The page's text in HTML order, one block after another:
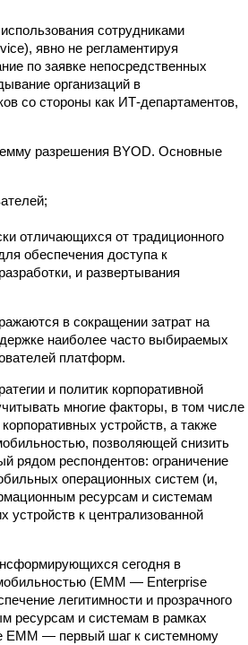
сотрудниками
явно не регламентируя
по заявке непосредственных
организаций в
со стороны как ИТ-департаментов,
разрешения BYOD. Основные
отличающихся от традиционного
обеспечения доступа к
и развертывания
в сокращении затрат на
наиболее часто выбираемых
платформ.
и политик корпоративной
многие факторы, в том числе
устройств, а также
позволяющей снизить
рядом респондентов: ограничение
операционных систем (и,
ресурсам и системам
устройств к централизованной
сегодня в
(EMM — Enterprise
легитимности и прозрачного
ресурсам и системам в рамках
EMM — первый шаг к системному